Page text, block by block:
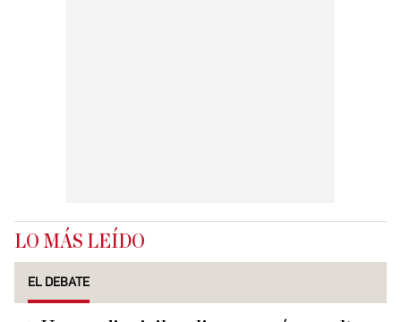
LO MÁS LEÍDO
EL DEBATE